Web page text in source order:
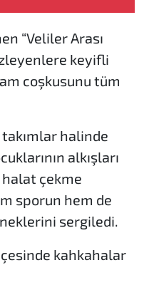
“Veliler Arası
izleyenlere keyifli
coşkusunu tüm
halinde
alkışları
çekme
sporun hem de
sergiledi.
kahkahalar